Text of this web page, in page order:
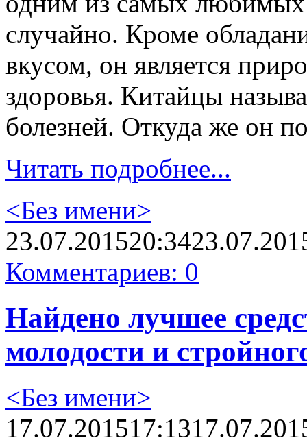
случайно. Кроме
вкусом, он является
здоровья. Китайцы
болезней. Откуда же он
Читать подробнее...
<Без имени>
23.07.201520:34
Комментариев: 0
Найдено лучшее
молодости и
<Без имени>
17.07.201517:13